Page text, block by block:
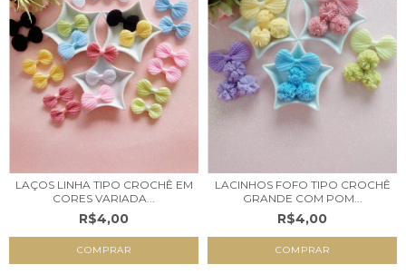
LAÇOS LINHA TIPO CROCHÊ EM
CORES VARIADA...
R$4,00
COMPRAR
LACINHOS FOFO TIPO CROCHÊ
GRANDE COM POM...
R$4,00
COMPRAR